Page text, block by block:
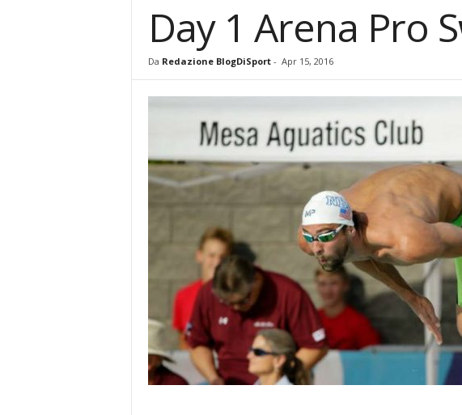
Day 1 Arena Pro
Da Redazione BlogDiSport- Apr 15, 2016